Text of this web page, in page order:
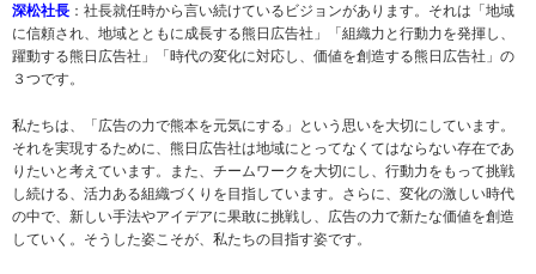
深松社長 ：社長就任時から言い続けているビジョンがあります。それは「地域
に信頼され、地域とともに成長する熊日広告社」「組織力と行動力を発揮し、
躍動する熊日広告社」「時代の変化に対応し、価値を創造する熊日広告社」の
３つです。
私たちは、「広告の力で熊本を元気にする」という思いを大切にしています。
それを実現するために、熊日広告社は地域にとってなくてはならない存在であ
りたいと考えています。また、チームワークを大切にし、行動力をもって挑戦
し続ける、活力ある組織づくりを目指しています。さらに、変化の激しい時代
の中で、新しい手法やアイデアに果敢に挑戦し、広告の力で新たな価値を創造
していく。そうした姿こそが、私たちの目指す姿です。